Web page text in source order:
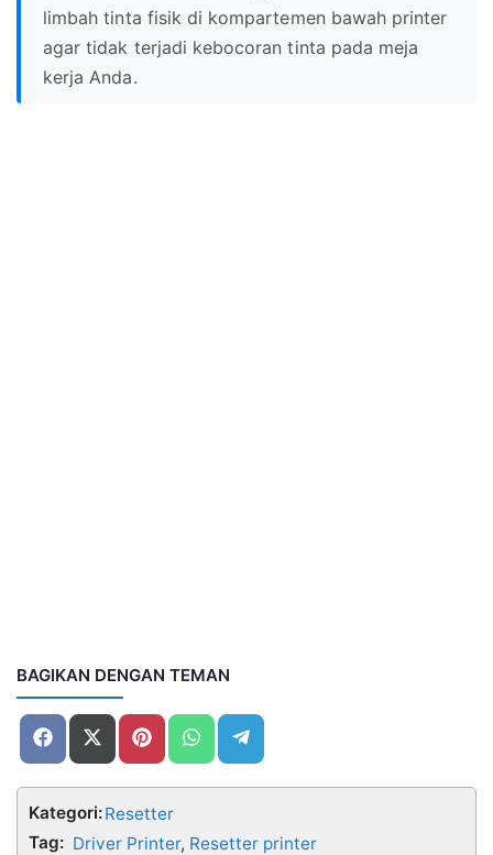
limbah tinta fisik di kompartemen bawah printer
agar tidak terjadi kebocoran tinta pada meja
kerja Anda.
BAGIKAN DENGAN TEMAN
Share
on
Share
on
(Twitter)
Share
on
Share
on
on
Kategori:Resetter
Tag: Driver Printer, Resetter printer